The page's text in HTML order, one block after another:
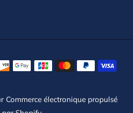
Moyens
de
Commerce électronique propulsé